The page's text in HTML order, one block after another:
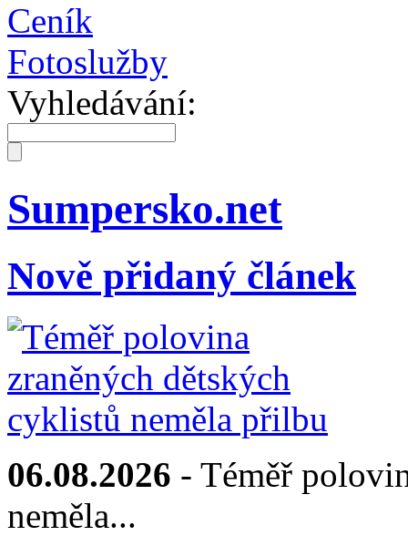
Ceník
Fotoslužby
Vyhledávání:
Sumpersko.net
Nově přidaný článek
06.08.2026 - Téměř
neměla...